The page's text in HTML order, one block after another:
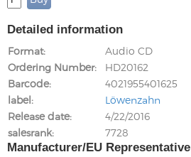
Detailed information
Format
Audio CD
Ordering Number
HD20162
Barcode
4021955401625
label
Löwenzahn
Release date
4/22/2016
salesrank
7728
Manufacturer/EU Representative